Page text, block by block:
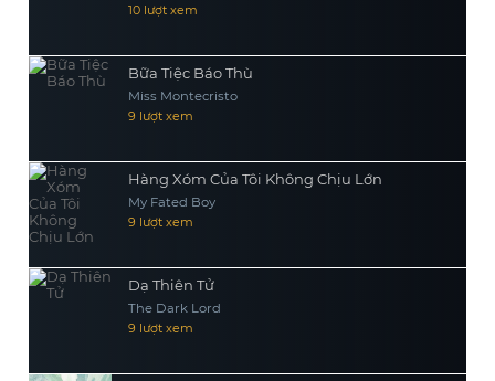
10 lượt xem
Bữa Tiệc Báo Thù
Miss Montecristo
9 lượt xem
Hàng Xóm Của Tôi Không Chịu Lớn
My Fated Boy
9 lượt xem
Dạ Thiên Tử
The Dark Lord
9 lượt xem